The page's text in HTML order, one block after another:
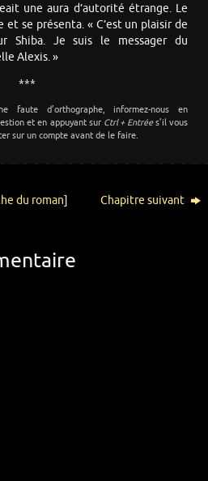
une aura d’autorité étrange. Le
se présenta. « C’est un plaisir de
Shiba. Je suis le messager du
Alexis. »
***
faute d’orthographe, informez-nous en
et en appuyant sur Ctrl + Entrées’il vous
sur un compte avant de le faire.
du roman] Chapitre suivant